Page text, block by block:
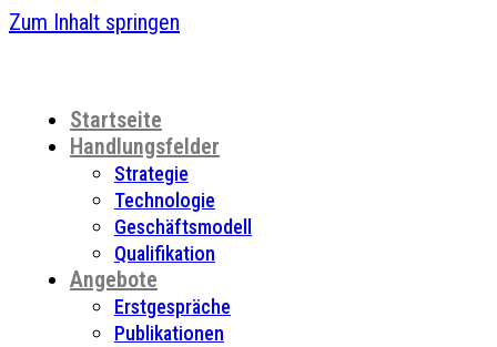
Zum Inhalt springen
Startseite
Handlungsfelder
Strategie
Technologie
Geschäftsmodell
Qualifikation
Angebote
Erstgespräche
Publikationen